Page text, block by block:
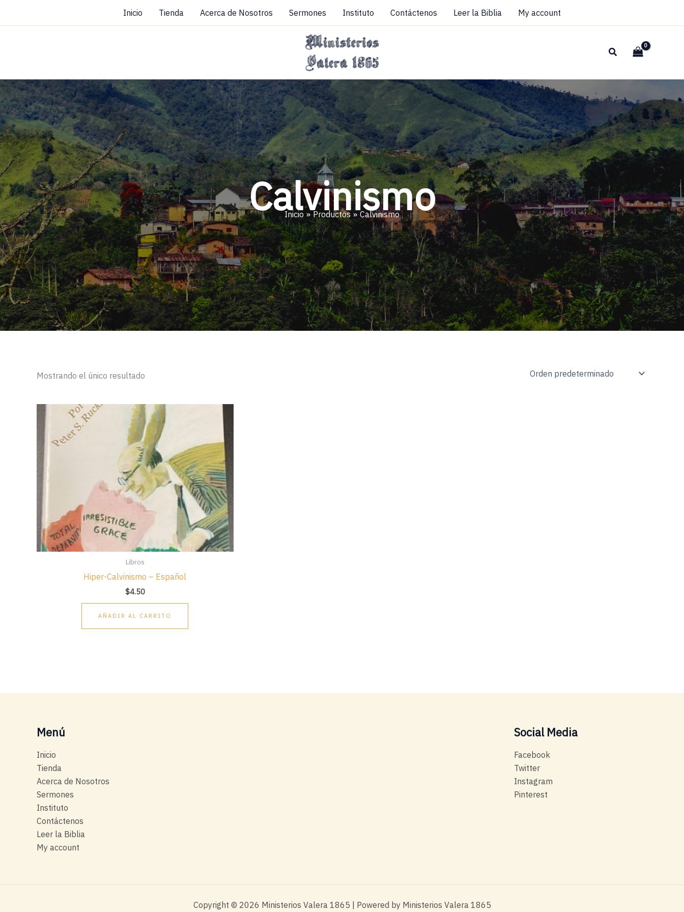
Inicio Tienda Acerca de Nosotros Sermones Instituto Contáctenos Leer la Biblia My account
Buscar
Calvinismo
Inicio Productos Calvinismo
Mostrando el único resultado
Libros
Hiper-Calvinismo – Español
$4.50
AÑADIR AL CARRITO
Menú
Inicio
Tienda
Acerca de Nosotros
Sermones
Instituto
Contáctenos
Leer la Biblia
My account
Social Media
Facebook
Twitter
Instagram
Pinterest
Copyright © 2026 Ministerios Valera 1865 | Powered by Ministerios Valera 1865